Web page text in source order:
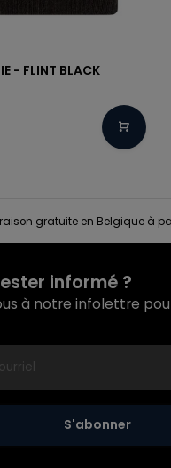
- FLINT BLACK
gratuite en Belgique à
informé ?
à notre infolettre
S'abonner